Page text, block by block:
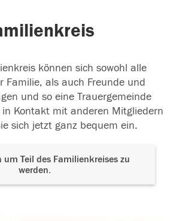
können sich sowohl alle
Familie, als auch Freunde und
und so eine Trauergemeinde
in Kontakt mit anderen Mitgliedern
sich jetzt ganz bequem ein.
um Teil des Familienkreises zu
werden.